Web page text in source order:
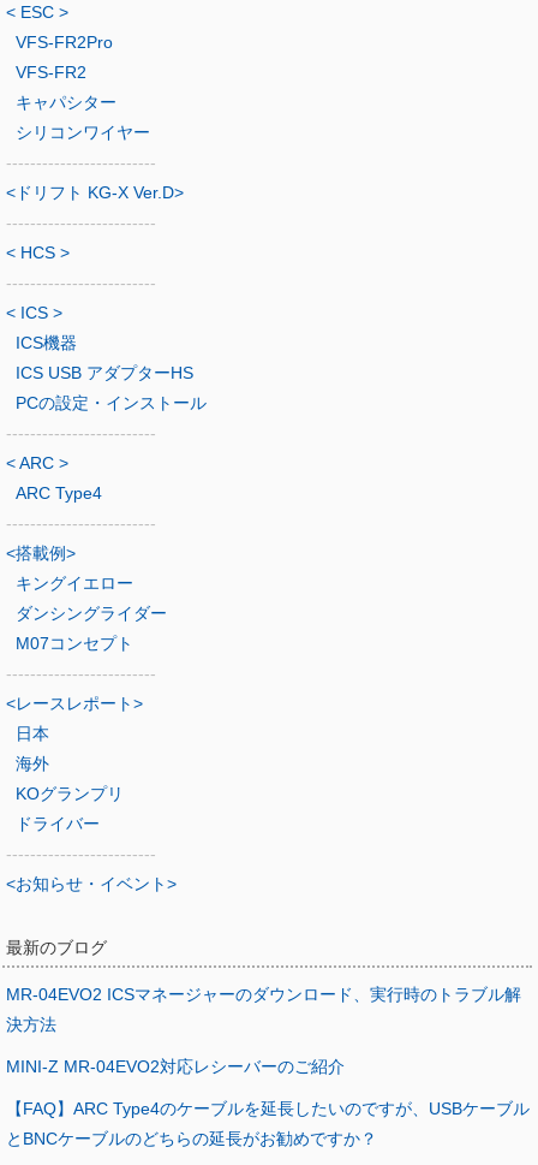
< ESC >
VFS-FR2Pro
VFS-FR2
キャパシター
シリコンワイヤー
-------------------------
<ドリフト KG-X Ver.D>
-------------------------
< HCS >
-------------------------
< ICS >
ICS機器
ICS USB アダプターHS
PCの設定・インストール
-------------------------
< ARC >
ARC Type4
-------------------------
<搭載例>
キングイエロー
ダンシングライダー
M07コンセプト
-------------------------
<レースレポート>
日本
海外
KOグランプリ
ドライバー
-------------------------
<お知らせ・イベント>
最新のブログ
MR-04EVO2 ICSマネージャーのダウンロード、実行時のトラブル解
決方法
MINI-Z MR-04EVO2対応レシーバーのご紹介
【FAQ】ARC Type4のケーブルを延長したいのですが、USBケーブル
とBNCケーブルのどちらの延長がお勧めですか？